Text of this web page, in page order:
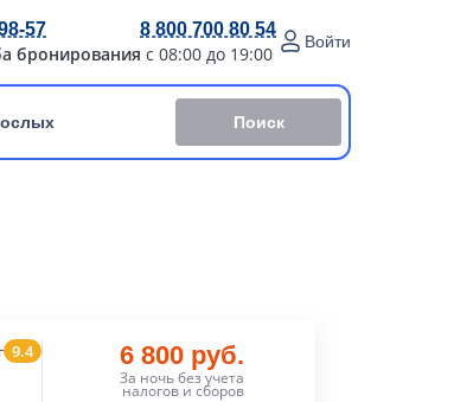
57 8 800 700 80 54
бронирования с 08:00 до 19:00
Войти
Поиск
9.4 6 800 руб.
За ночь без учета
налогов и сборов